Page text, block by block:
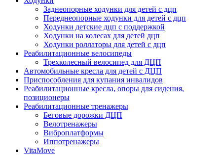
Заднеопорные ходунки для детей с дцп
Переднеопорные ходунки для детей с дцп
Ходунки детские дцп с поддержкой
Ходунки на колесах для детей дцп
Ходунки роллаторы для детей с дцп
Реабилитационные велосипеды
Трехколесный велосипед для ДЦП
Автомобильные кресла для детей с ДЦП
Приспособления для купания инвалидов
Реабилитационные кресла, опоры для сидения,
позиционеры
Реабилитационные тренажеры
Беговые дорожки ДЦП
Велотренажеры
Виброплатформы
Иппотренажеры
VitaMove